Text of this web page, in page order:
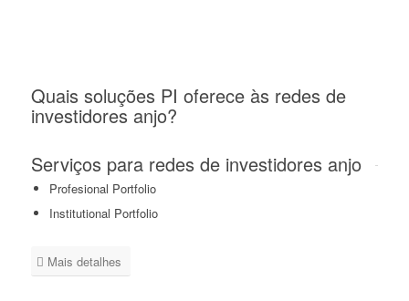
Quais soluções PI oferece às redes de
investidores anjo?
Serviços para redes de investidores anjo
Profesional Portfolio
Institutional Portfolio
Mais detalhes